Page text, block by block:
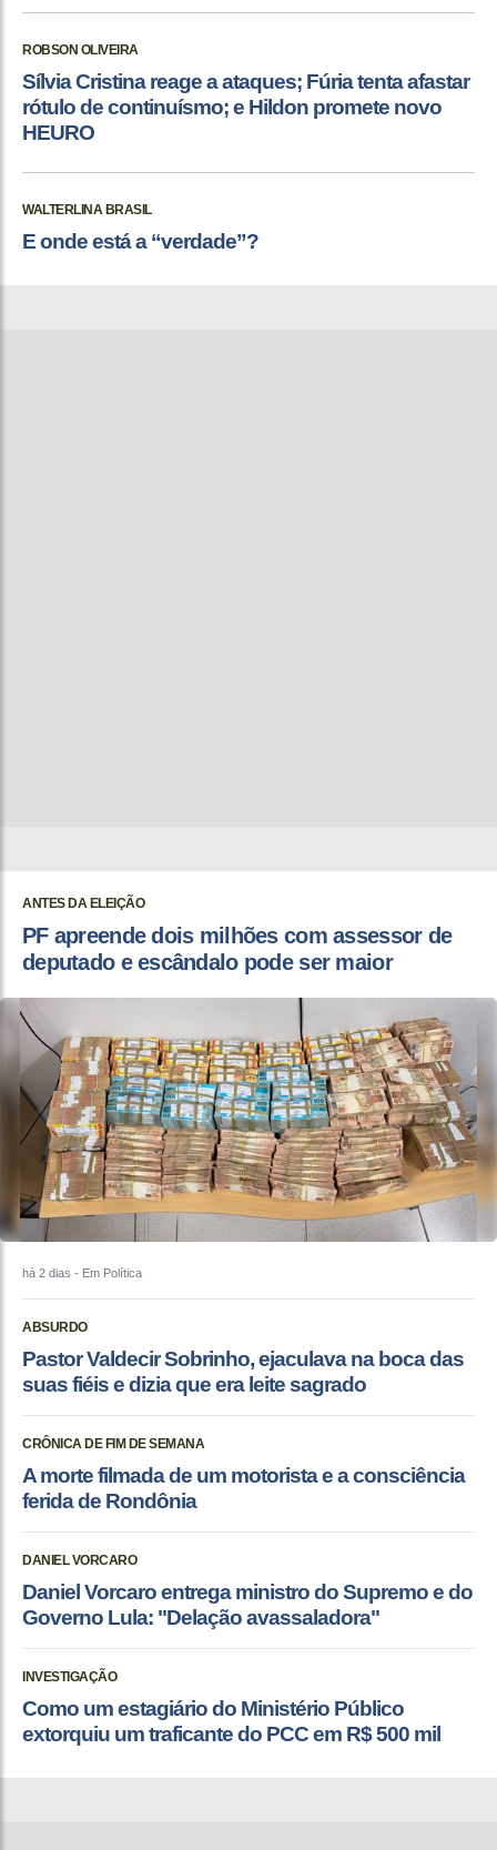
ROBSON OLIVEIRA
Sílvia Cristina reage a ataques; Fúria tenta afastar
rótulo de continuísmo; e Hildon promete novo
HEURO
WALTERLINA BRASIL
E onde está a “verdade”?
ANTES DA ELEIÇÃO
PF apreende dois milhões com assessor de
deputado e escândalo pode ser maior
há 2 dias - Em Política
ABSURDO
Pastor Valdecir Sobrinho, ejaculava na boca das
suas fiéis e dizia que era leite sagrado
CRÔNICA DE FIM DE SEMANA
A morte filmada de um motorista e a consciência
ferida de Rondônia
DANIEL VORCARO
Daniel Vorcaro entrega ministro do Supremo e do
Governo Lula: "Delação avassaladora"
INVESTIGAÇÃO
Como um estagiário do Ministério Público
extorquiu um traficante do PCC em R$ 500 mil